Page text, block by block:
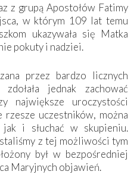
z grupą Apostołów Fatimy
w którym 109 lat temu
ukazywała się Matka
pokuty i nadziei.
przez bardzo licznych
jednak zachować
największe uroczystości
uczestników, można
i słuchać w skupieniu.
z tej możliwości tym
był w bezpośredniej
Maryjnych objawień.